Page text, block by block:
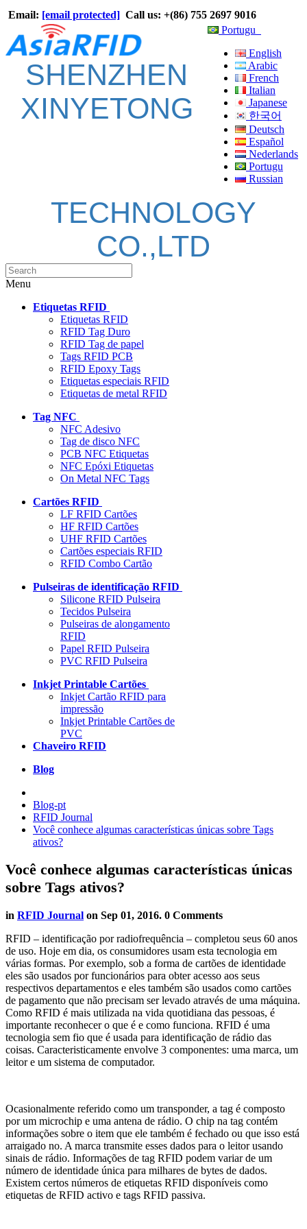
Email: [email protected] Call us: +(86) 755 2697 9016
Portugu
English
Arabic
French
Italian
Japanese
한국어
Deutsch
Español
Nederlands
Portugu
Russian
SHENZHEN
XINYETONG
TECHNOLOGY
CO.,LTD
Menu
Etiquetas RFID
Etiquetas RFID
RFID Tag Duro
RFID Tag de papel
Tags RFID PCB
RFID Epoxy Tags
Etiquetas especiais RFID
Etiquetas de metal RFID
Tag NFC
NFC Adesivo
Tag de disco NFC
PCB NFC Etiquetas
NFC Epóxi Etiquetas
On Metal NFC Tags
Cartões RFID
LF RFID Cartões
HF RFID Cartões
UHF RFID Cartões
Cartões especiais RFID
RFID Combo Cartão
Pulseiras de identificação RFID
Silicone RFID Pulseira
Tecidos Pulseira
Pulseiras de alongamento
RFID
Papel RFID Pulseira
PVC RFID Pulseira
Inkjet Printable Cartões
Inkjet Cartão RFID para
impressão
Inkjet Printable Cartões de
PVC
Chaveiro RFID
Blog
Blog-pt
RFID Journal
Você conhece algumas características únicas sobre Tags
ativos?
Você conhece algumas características únicas
sobre Tags ativos?
in RFID Journal on Sep 01, 2016. 0 Comments
RFID – identificação por radiofrequência – completou seus 60 anos
de uso. Hoje em dia, os consumidores usam esta tecnologia em
várias formas. Por exemplo, sob a forma de cartões de identidade
eles são usados por funcionários para obter acesso aos seus
respectivos departamentos e eles também são usados como cartões
de pagamento que não precisam ser levado através de uma máquina.
Como RFID é mais utilizada na vida quotidiana das pessoas, é
importante reconhecer o que é e como funciona. RFID é uma
tecnologia sem fio que é usada para identificação de rádio das
coisas. Caracteristicamente envolve 3 componentes: uma marca, um
leitor e um sistema de computador.
Ocasionalmente referido como um transponder, a tag é composto
por um microchip e uma antena de rádio. O chip na tag contém
informações sobre o item que ele também é fechado ou que isso está
arraigado no. A marca transmite esses dados para o leitor usando
sinais de rádio. Informações de tag RFID podem variar de um
número de identidade única para milhares de bytes de dados.
Existem certos números de etiquetas RFID disponíveis como
etiquetas de RFID activo e tags RFID passiva.